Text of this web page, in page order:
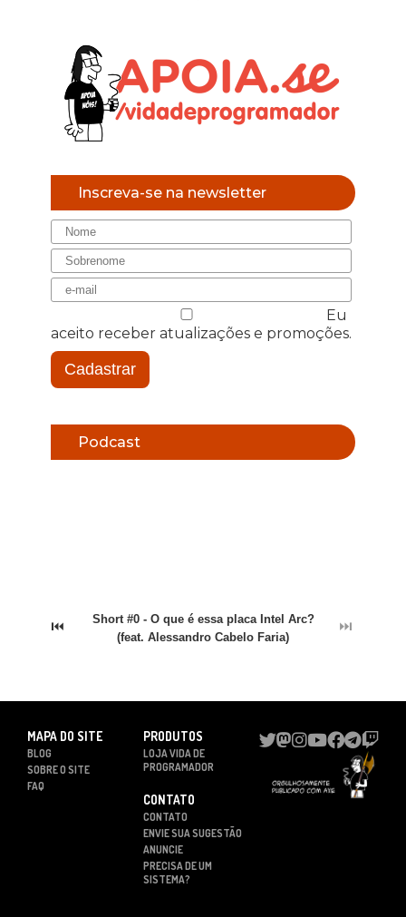
Inscreva-se na newsletter
Eu
aceito receber atualizações e promoções.
Cadastrar
Podcast
⏮
Short #0 - O que é essa placa Intel Arc?
(feat. Alessandro Cabelo Faria)
⏭
MAPA DO SITE
BLOG
SOBRE O SITE
FAQ
PRODUTOS
LOJA VIDA DE
PROGRAMADOR
CONTATO
CONTATO
ENVIE SUA SUGESTÃO
ANUNCIE
PRECISA DE UM
SISTEMA?